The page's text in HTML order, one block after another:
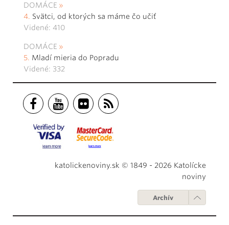
DOMÁCE
Svätci, od ktorých sa máme čo učiť
Videné: 410
DOMÁCE
Mladí mieria do Popradu
Videné: 332
katolickenoviny.sk © 1849 - 2026 Katolícke
noviny
Archív